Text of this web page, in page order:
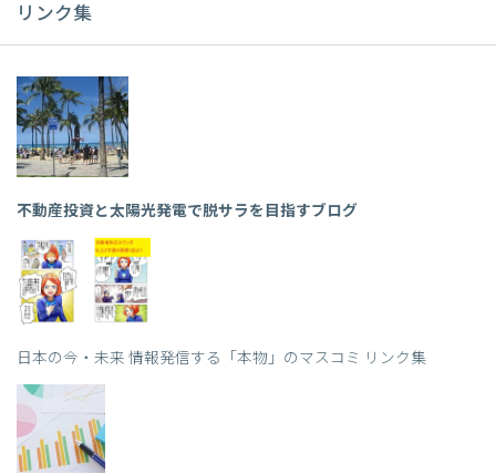
リンク集
不動産投資と太陽光発電で脱サラを目指すブログ
日本の今・未来 情報発信する「本物」のマスコミ リンク集